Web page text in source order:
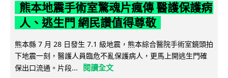
熊本地震手術室驚魂片瘋傳 醫護保護病
人、逃生門 網民讚值得尊敬
熊本縣 7 月 28 日發生 7.1 級地震，熊本綜合醫院手術室鏡頭拍
下地震一刻，醫護人員臨危不亂保護病人，更馬上開逃生門確
保出口流通。片段...
閱讀全文